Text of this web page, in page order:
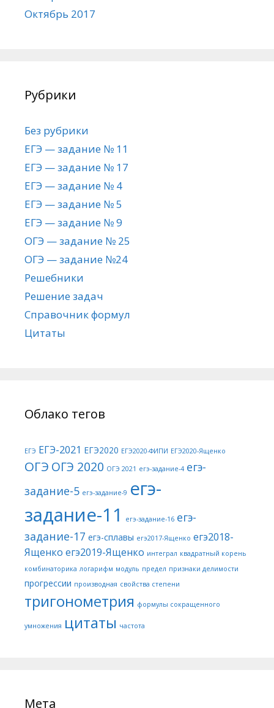
Октябрь 2017
Рубрики
Без рубрики
ЕГЭ — задание № 11
ЕГЭ — задание № 17
ЕГЭ — задание № 4
ЕГЭ — задание № 5
ЕГЭ — задание № 9
ОГЭ — задание № 25
ОГЭ — задание №24
Решебники
Решение задач
Справочник формул
Цитаты
Облако тегов
ЕГЭ ЕГЭ-2021 ЕГЭ2020 ЕГЭ2020-ФИПИ ЕГЭ2020-Ященко
ОГЭ ОГЭ 2020 ОГЭ 2021 егэ-задание-4 егэ-
задание-5 егэ-задание-9 егэ-
задание-11
егэ-задание-16 егэ-
задание-17 егэ-сплавы егэ2017-Ященко егэ2018-
Ященко егэ2019-Ященко интеграл квадратный корень
комбинаторика логарифм модуль предел признаки делимости
прогрессии производная свойства степени
тригонометрия формулы сокращенного
умножения цитаты частота
Мета